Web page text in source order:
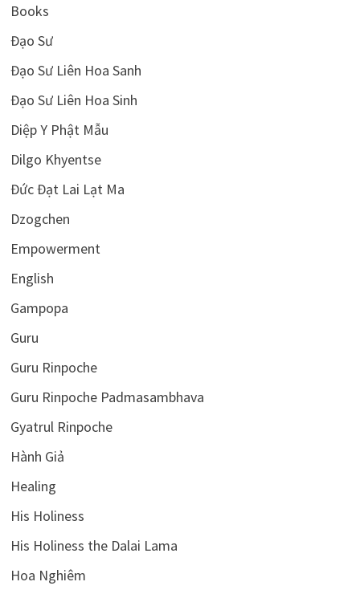
Books
Đạo Sư
Đạo Sư Liên Hoa Sanh
Đạo Sư Liên Hoa Sinh
Diệp Y Phật Mẫu
Dilgo Khyentse
Đức Đạt Lai Lạt Ma
Dzogchen
Empowerment
English
Gampopa
Guru
Guru Rinpoche
Guru Rinpoche Padmasambhava
Gyatrul Rinpoche
Hành Giả
Healing
His Holiness
His Holiness the Dalai Lama
Hoa Nghiêm